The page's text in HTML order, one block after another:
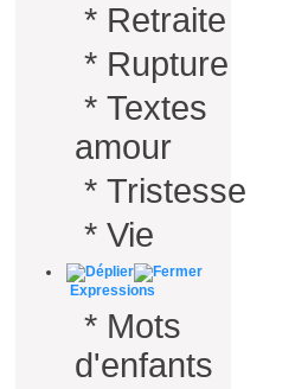
* Retraite
* Rupture
* Textes
amour
* Tristesse
* Vie
Expressions
* Mots
d'enfants